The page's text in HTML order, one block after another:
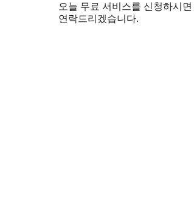
오늘 무료 서비스를 신청하시면
연락드리겠습니다.